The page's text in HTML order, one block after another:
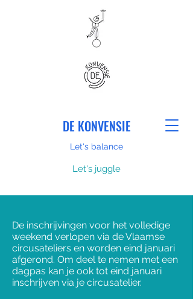
DE KONVENSIE
Let's balance
Let's juggle
De inschrijvingen voor het volledige
weekend verlopen via de Vlaamse
circusateliers en worden eind januari
afgerond. Om deel te nemen met een
dagpas kan je ook tot eind januari
inschrijven via je circusatelier.